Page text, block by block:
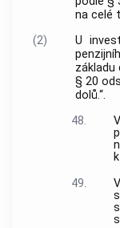
na celé
(2)
U
základu
§ 20
dolů.“.
48.
49.
V